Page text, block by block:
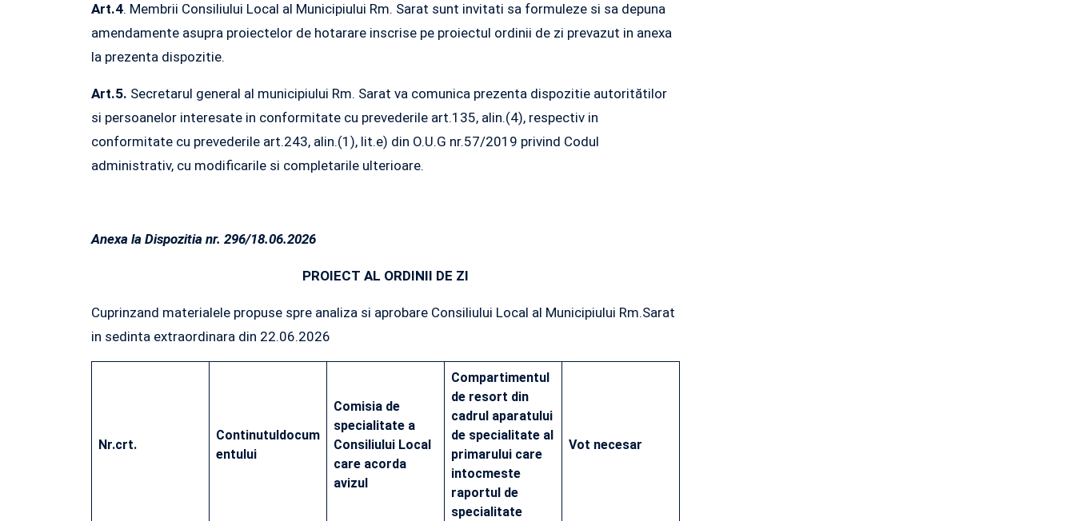
Art.4. Membrii Consiliului Local al Municipiului Rm. Sarat sunt invitati sa formuleze si sa depuna
amendamente asupra proiectelor de hotarare inscrise pe proiectul ordinii de zi prevazut in anexa
la prezenta dispozitie.
Art.5. Secretarul general al municipiului Rm. Sarat va comunica prezenta dispozitie autoritătilor
si persoanelor interesate in conformitate cu prevederile art.135, alin.(4), respectiv in
conformitate cu prevederile art.243, alin.(1), lit.e) din O.U.G nr.57/2019 privind Codul
administrativ, cu modificarile si completarile ulterioare.
Anexa la Dispozitia nr. 296/18.06.2026
PROIECT AL ORDINII DE ZI
Cuprinzand materialele propuse spre analiza si aprobare Consiliului Local al Municipiului Rm.Sarat
in sedinta extraordinara din 22.06.2026
Nr.crt.
Continutul docum
entului
Comisia de
specialitate a
Consiliului Local
care acorda
avizul
Compartimentul
de resort din
cadrul aparatului
de specialitate al
primarului care
intocmeste
raportul de
specialitate
Vot necesar